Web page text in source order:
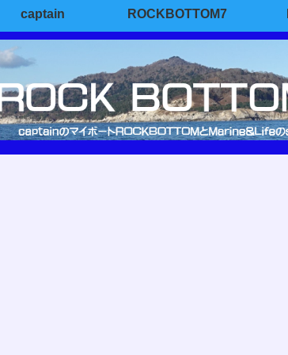
captain ROCKBOTTOM7